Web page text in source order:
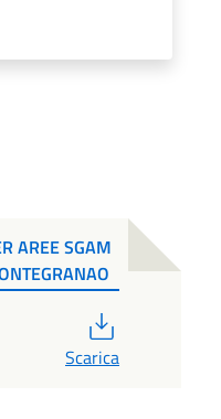
AREE SGAM
Scarica